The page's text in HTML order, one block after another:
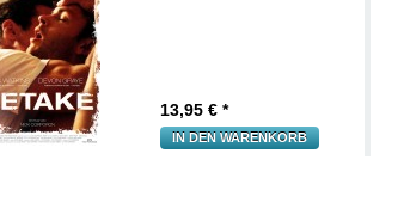
13,95 € *
IN DEN WARENKORB